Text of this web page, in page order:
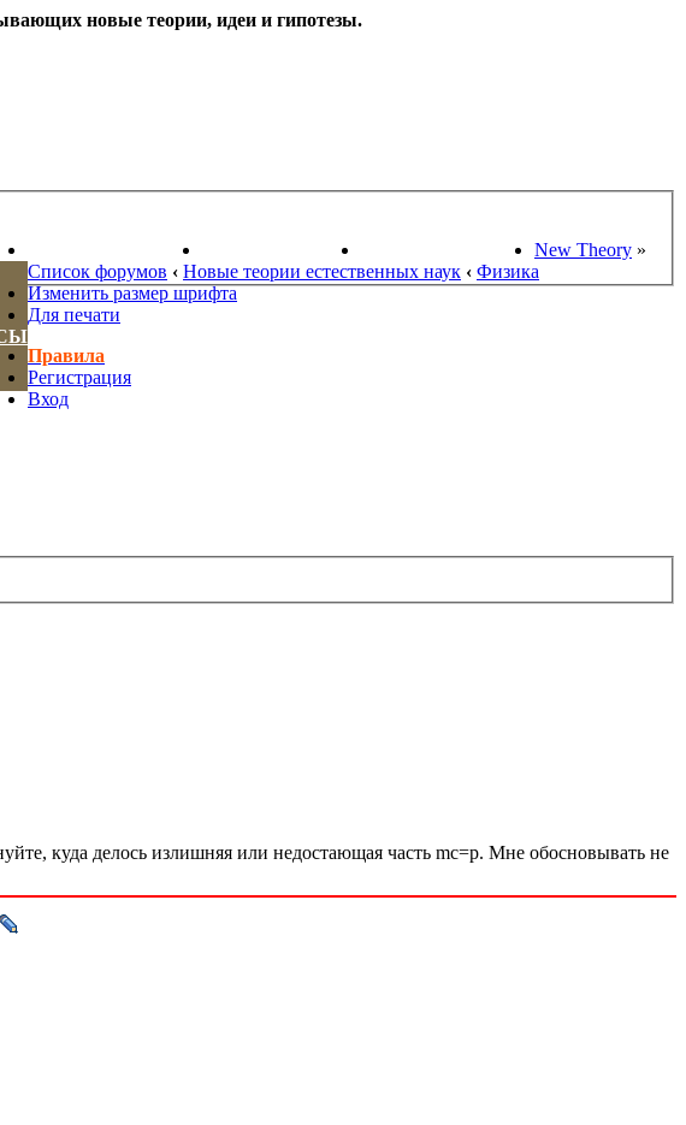
новые теории, идеи и гипотезы.
НОВОСТИ НАУКИ ПОИСК ТЕОРИЙ СТАРЫЙ ПОРТАЛ New Theory »
Список форумов ‹ Новые теории естественных наук ‹ Физика
Изменить размер шрифта
Для печати
Правила
Регистрация
Вход
куда делось излишняя или недостающая часть mc=р. Мне обосновывать не